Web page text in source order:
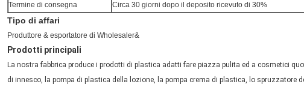
Termine di consegna
Circa 30 giorni dopo il deposito ricevuto di 30%
Tipo di affari
Produttore & esportatore di Wholesaler&
Prodotti principali
La nostra fabbrica produce i prodotti di plastica adatti fare piazza pulita ed a cosmetici
di innesco, la pompa di plastica della lozione, la pompa crema di plastica, lo spruzzatore